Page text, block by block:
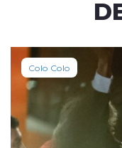
Colo Colo